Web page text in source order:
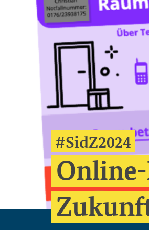
#SidZ2024